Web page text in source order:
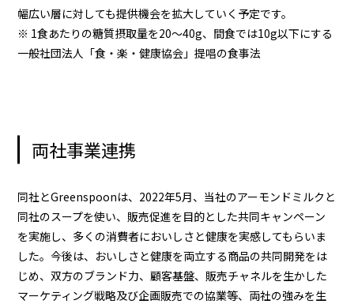
幅広い層に対しても提供機会を拡大していく予定です。
※ 1食あたりの糖質摂取量を20～40g、間食では10g以下にする
一般社団法人「食・楽・健康協会」提唱の食事法
両社事業連携
同社とGreenspoonは、2022年5月、当社のアーモンドミルクと
同社のスープを使い、販売促進を目的とした共同キャンペーン
を実施し、多くの消費者においしさと健康を実感してもらいま
した。今後は、おいしさと健康を両立する商品の共同開発をは
じめ、双方のブランド力、顧客基盤、販売チャネルを生かした
マーケティング戦略及び企画販売での協業等、両社の強みを生